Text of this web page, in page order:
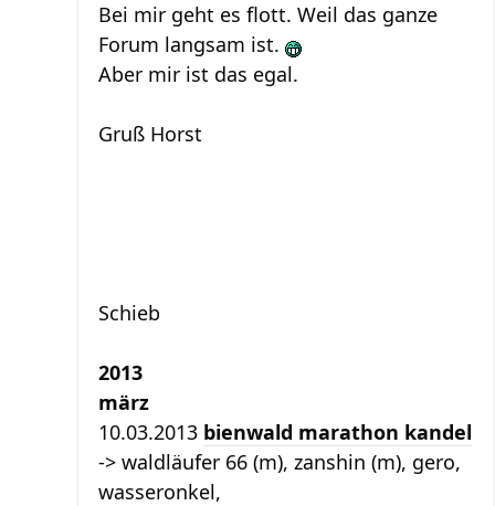
Bei mir geht es flott. Weil das ganze
Forum langsam ist.
Aber mir ist das egal.
Gruß Horst
Schieb
2013
märz
10.03.2013 bienwald marathon kandel
-> waldläufer 66 (m), zanshin (m), gero,
wasseronkel,